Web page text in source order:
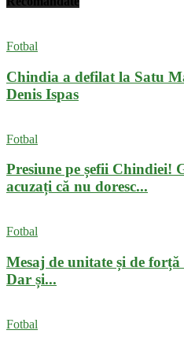
Fotbal
Chindia a defilat la Satu
Denis Ispas
Fotbal
Presiune pe șefii Chindiei!
acuzați că nu doresc...
Fotbal
Mesaj de unitate și de
Dar și...
Fotbal